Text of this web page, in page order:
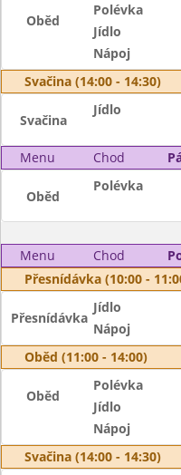
Oběd
Polévka
Jídlo
Nápoj
Svačina (14:00 - 14:30)
Svačina
Jídlo
Menu Chod
Oběd
Polévka
Menu Chod
Přesnídávka (10:00 -
Přesnídávka
Jídlo
Nápoj
Oběd (11:00 - 14:00)
Oběd
Polévka
Jídlo
Nápoj
Svačina (14:00 - 14:30)